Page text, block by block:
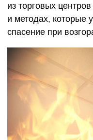
из торговых
и методах, которые
спасение при